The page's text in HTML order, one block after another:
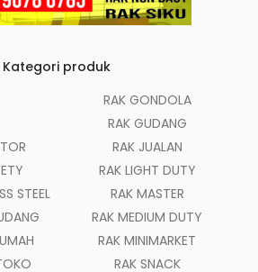
Kategori produk
STEEL
RAK GONDOLA
RAK GUDANG
RAK JUALAN
RAK LIGHT DUTY
RAK MASTER
RAK MEDIUM DUTY
RAK MINIMARKET
RAK SNACK